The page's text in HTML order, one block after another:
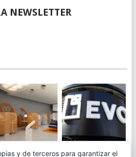
NEWSLETTER
EVO BANK
y de terceros para garantizar el